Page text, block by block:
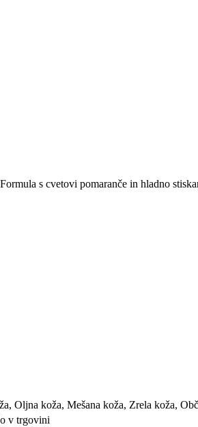
s cvetovi pomaranče in hladno
Oljna koža, Mešana koža, Zrela koža,
v trgovini